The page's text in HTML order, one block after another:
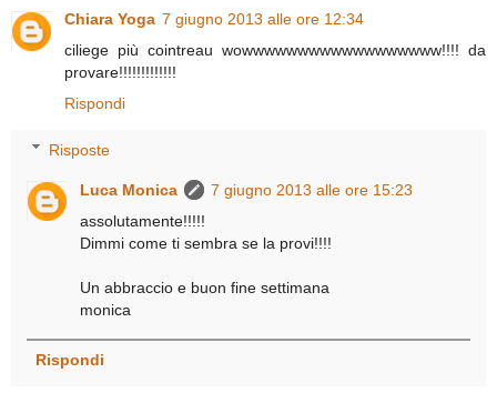
Chiara Yoga 7 giugno 2013 alle ore 12:34
ciliege più cointreau wowwwwwwwwwwwwwwwwww!!!! da
provare!!!!!!!!!!!!!
Rispondi
Risposte
Luca Monica
7 giugno 2013 alle ore 15:23
assolutamente!!!!!
Dimmi come ti sembra se la provi!!!!
Un abbraccio e buon fine settimana
monica
Rispondi